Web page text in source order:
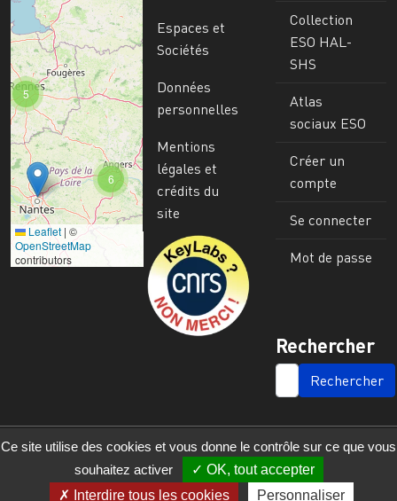
6
5
Leaflet | ©
OpenStreetMap
contributors
Espaces et
Sociétés
Données
personnelles
Mentions
légales et
crédits du
site
Image
Collection
ESO HAL-
SHS
Atlas
sociaux ESO
Créer un
compte
Se connecter
Mot de passe
Rechercher
SEARCH
Ce site utilise des cookies et vous donne le contrôle sur ce que vous
souhaitez activer
OK, tout accepter
Interdire tous les cookies
Personnaliser